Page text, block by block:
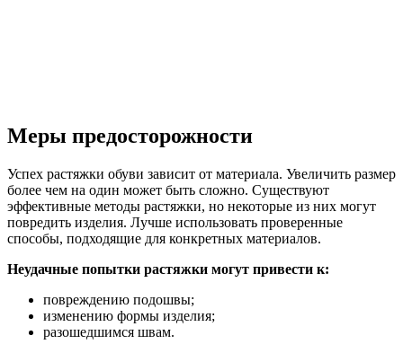
Меры предосторожности
Успех растяжки обуви зависит от материала. Увеличить размер
более чем на один может быть сложно. Существуют
эффективные методы растяжки, но некоторые из них могут
повредить изделия. Лучше использовать проверенные
способы, подходящие для конкретных материалов.
Неудачные попытки растяжки могут привести к:
повреждению подошвы;
изменению формы изделия;
разошедшимся швам.